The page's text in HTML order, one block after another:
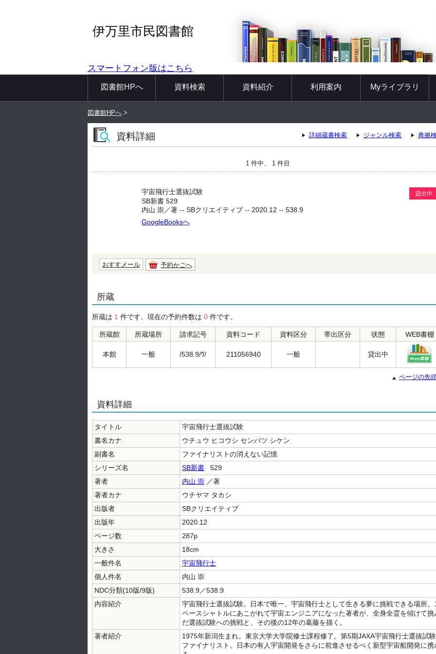
伊万里市民図書館
スマートフォン版はこちら
図書館HPへ 資料検索 資料紹介 利用案内 Myライブラリ
図書館HPへ >
資料詳細 詳細蔵書検索 ジャンル検索 典拠
1 件中、 1 件目
宇宙飛行士選抜試験 貸出中
SB新書 529
内山 崇／著 -- SBクリエイティブ -- 2020.12 -- 538.9
GoogleBooksへ
おすすメール 予約かごへ
所蔵
所蔵は 1 件です。現在の予約件数は 0 件です。
所蔵館 所蔵場所 請求記号 資料コード 資料区分 帯出区分 状態 WEB書棚
本館 一般 /538.9/ｳ/ 211056940 一般 貸出中
ページの先
資料詳細
タイトル
宇宙飛行士選抜試験
書名カナ
ウチュウ ヒコウシ センバツ シケン
副書名
ファイナリストの消えない記憶
シリーズ名
SB新書 529
著者
内山 崇 ／著
著者カナ
ウチヤマ タカシ
出版者
SBクリエイティブ
出版年
2020.12
ページ数
287p
大きさ
18cm
一般件名
宇宙飛行士
個人件名
内山 崇
NDC分類(10版/9版)
538.9／538.9
内容紹介
宇宙飛行士選抜試験。日本で唯一、宇宙飛行士として生きる夢に挑戦できる場所。
ペースシャトルにあこがれて宇宙エンジニアになった著者が、全身全霊を傾けて挑
だ選抜試験への挑戦と、その後の12年の葛藤を描く。
著者紹介
1975年新潟生まれ。東京大学大学院修士課程修了。第5期JAXA宇宙飛行士選抜試験
ファイナリスト。日本の有人宇宙開発をさらに前進させるべく新型宇宙船開発に携